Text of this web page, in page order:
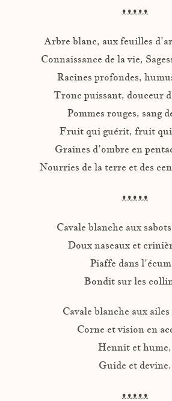
ᴥᴥᴥᴥᴥ
Arbre blanc, aux feuilles
Connaissance de la vie,
Racines profondes,
Tronc puissant, douceur
Pommes rouges, sang
Fruit qui guérit, fruit
Graines d’ombre en
Nourries de la terre et des
ᴥᴥᴥᴥᴥ
Cavale blanche aux
Doux naseaux et
Piaffe dans
Bondit sur les
Cavale blanche aux
Corne et vision en
Hennit et hume,
Guide et devine.
ᴥᴥᴥᴥᴥ